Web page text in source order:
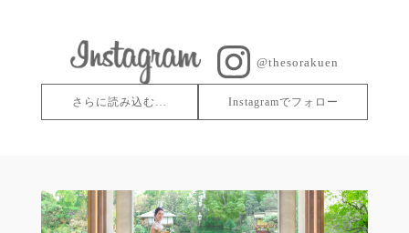
@thesorakuen
さらに読み込む… Instagramでフォロー